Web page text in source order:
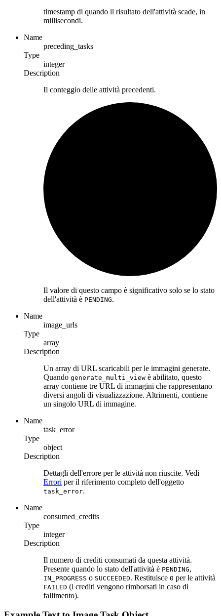
timestamp di quando il risultato dell'attività scade, in
millisecondi.
Name
preceding_tasks
Type
integer
Description
Il conteggio delle attività precedenti.
Il valore di questo campo è significativo solo se lo stato
dell'attività è PENDING.
Name
image_urls
Type
array
Description
Un array di URL scaricabili per le immagini generate.
Quando generate_multi_view è abilitato, questo
array contiene tre URL di immagini che rappresentano
diversi angoli di visualizzazione. Altrimenti, contiene
un singolo URL di immagine.
Name
task_error
Type
object
Description
Dettagli dell'errore per le attività non riuscite. Vedi
Errori per il riferimento completo dell'oggetto
task_error.
Name
consumed_credits
Type
integer
Description
Il numero di crediti consumati da questa attività.
Presente quando lo stato dell'attività è PENDING,
IN_PROGRESS o SUCCEEDED. Restituisce 0 per le attività
FAILED (i crediti vengono rimborsati in caso di
fallimento).